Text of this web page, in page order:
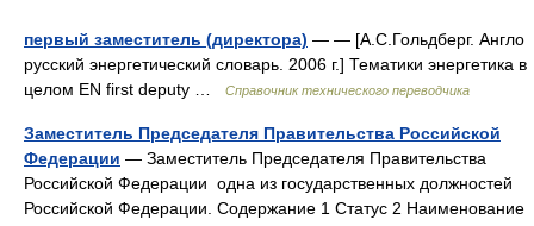
первый заместитель (директора) — — [А.С.Гольдберг. Англо
русский энергетический словарь. 2006 г.] Тематики энергетика в
целом EN first deputy …
Справочник технического переводчика
Заместитель Председателя Правительства Российской
Федерации — Заместитель Председателя Правительства
Российской Федерации одна из государственных должностей
Российской Федерации. Содержание 1 Статус 2 Наименование